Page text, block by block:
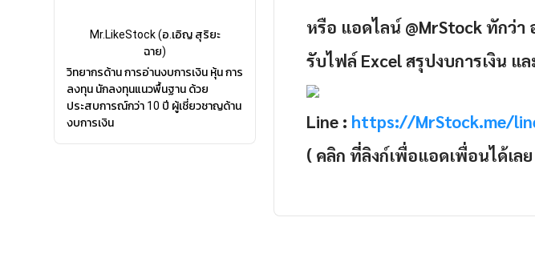
Mr.LikeStock (อ.เอิญ สุริยะ
ฉาย)
วิทยากรด้าน การอ่านงบการเงิน หุ้น การ
ลงทุน นักลงทุนแนวพื้นฐาน ด้วย
ประสบการณ์กว่า 10 ปี ผู้เชี่ยวชาญด้าน
งบการเงิน
หรือ แอดไลน์ @MrStock ทักว่า
รับไฟล์ Excel สรุปงบการเงิน แ
Line : https://MrStock.me/
( คลิก ที่ลิงก์เพื่อแอดเพื่อนได้เล